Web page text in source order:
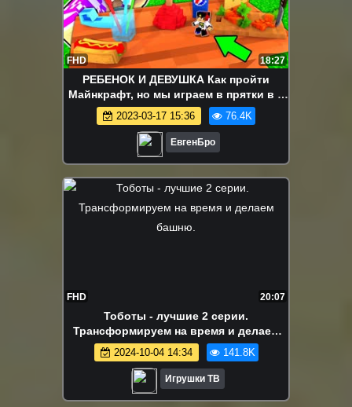
FHD 18:27
РЕБЕНОК И ДЕВУШКА Как пройти
Майнкрафт, но мы играем в прятки в 1
блок ! НУБ И ПРО ВИДЕО MINECRAFT
2023-03-17 15:36 76.4K
ЕвгенБро
FHD 20:07
Тоботы - лучшие 2 серии.
Трансформируем на время и делаем
башню.
2024-10-04 14:34 141.8K
Игрушки ТВ